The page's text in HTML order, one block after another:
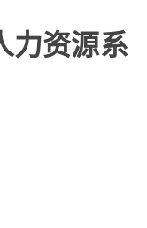
力资源系